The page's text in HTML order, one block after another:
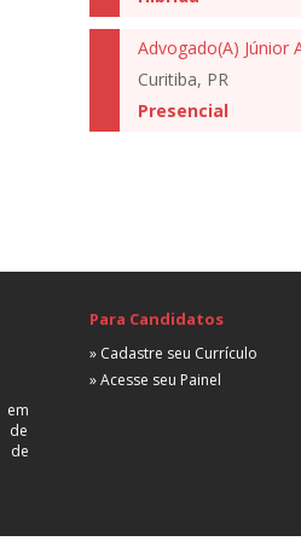
Curitiba, PR
Presencial
em
de
de
Para Candidatos
» Cadastre seu Currículo
» Acesse seu Painel